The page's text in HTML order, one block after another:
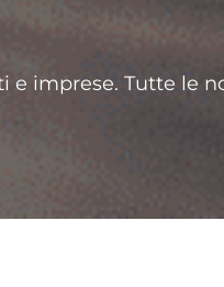
imprese. Tutte le